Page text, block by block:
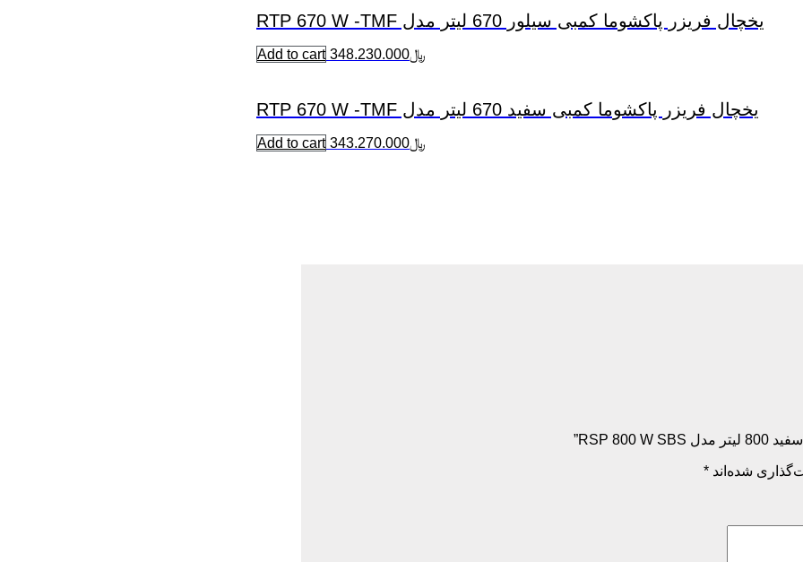
یخچال فریزر پاکشوما کمبی سیلور 670 ليتر مدل RTP 670 W -TMF
﷼348.230.000
Add to cart
یخچال فریزر پاکشوما کمبی سفيد 670 ليتر مدل RTP 670 W -TMF
﷼343.270.000
Add to cart
شده‌اند *